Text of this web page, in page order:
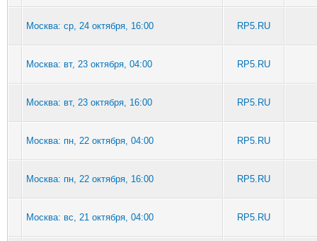
Москва: ср, 24 октября, 16:00 RP5.RU
Москва: вт, 23 октября, 04:00 RP5.RU
Москва: вт, 23 октября, 16:00 RP5.RU
Москва: пн, 22 октября, 04:00 RP5.RU
Москва: пн, 22 октября, 16:00 RP5.RU
Москва: вс, 21 октября, 04:00 RP5.RU